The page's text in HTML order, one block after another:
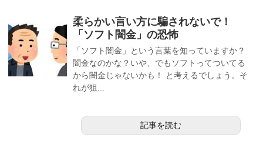
柔らかい言い方に騙されないで！
「ソフト闇金」の恐怖
「ソフト闇金」という言葉を知っていますか？
闇金なのかな？いや、でもソフトってついてる
から闇金じゃないかも！ と考えるでしょう。そ
れが狙...
記事を読む